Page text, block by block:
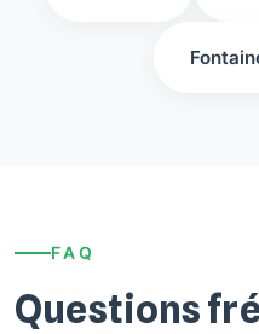
FAQ
Questions